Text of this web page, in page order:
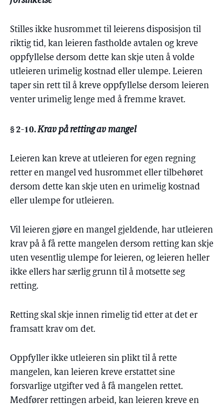
Stilles ikke husrommet til leierens disposisjon til
riktig tid, kan leieren fastholde avtalen og kreve
oppfyllelse dersom dette kan skje uten å volde
utleieren urimelig kostnad eller ulempe. Leieren
taper sin rett til å kreve oppfyllelse dersom leieren
venter urimelig lenge med å fremme kravet.
§ 2-10.Krav på retting av mangel
Leieren kan kreve at utleieren for egen regning
retter en mangel ved husrommet eller tilbehøret
dersom dette kan skje uten en urimelig kostnad
eller ulempe for utleieren.
Vil leieren gjøre en mangel gjeldende, har utleieren
krav på å få rette mangelen dersom retting kan skje
uten vesentlig ulempe for leieren, og leieren heller
ikke ellers har særlig grunn til å motsette seg
retting.
Retting skal skje innen rimelig tid etter at det er
framsatt krav om det.
Oppfyller ikke utleieren sin plikt til å rette
mangelen, kan leieren kreve erstattet sine
forsvarlige utgifter ved å få mangelen rettet.
Medfører rettingen arbeid, kan leieren kreve en